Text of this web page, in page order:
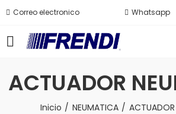
Correo electronico Whatsapp
ACTUADOR
Inicio NEUMATICA